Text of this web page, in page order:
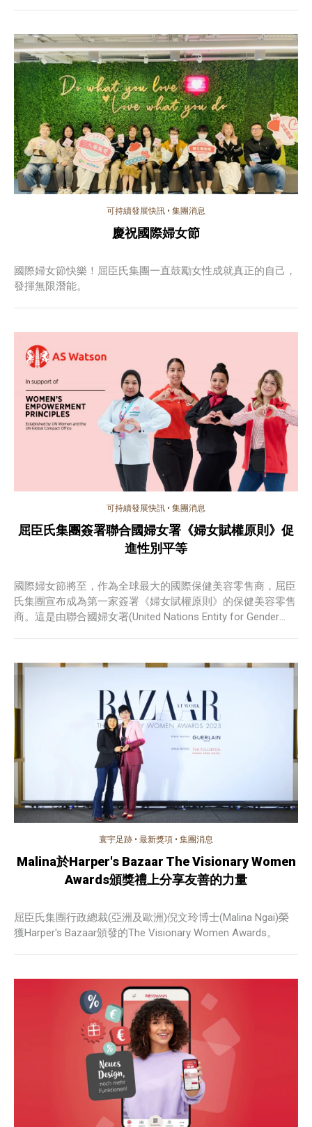
可持續發展快訊 • 集團消息
慶祝國際婦女節
國際婦女節快樂！屈臣氏集團一直鼓勵女性成就真正的自己，
發揮無限潛能。
可持續發展快訊 • 集團消息
屈臣氏集團簽署聯合國婦女署《婦女賦權原則》促
進性別平等
國際婦女節將至，作為全球最大的國際保健美容零售商，屈臣
氏集團宣布成為第一家簽署《婦女賦權原則》的保健美容零售
商。這是由聯合國婦女署(United Nations Entity for Gender
寰宇足跡 • 最新獎項 • 集團消息
Malina於Harper's Bazaar The Visionary Women
Awards頒獎禮上分享友善的力量
屈臣氏集團行政總裁(亞洲及歐洲)倪文玲博士(Malina Ngai)榮
獲Harper's Bazaar頒發的The Visionary Women Awards。